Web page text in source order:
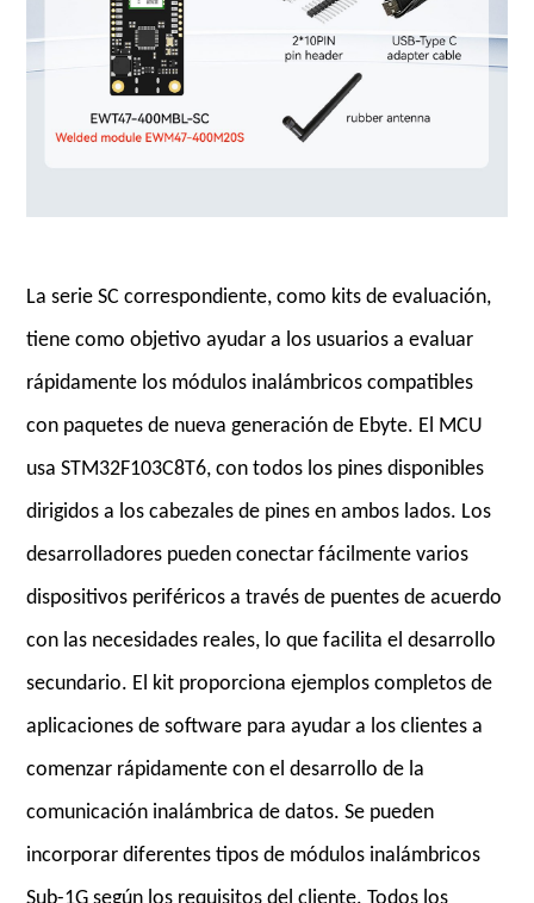
La serie SC correspondiente, como kits de evaluación,
tiene como objetivo ayudar a los usuarios a evaluar
rápidamente los módulos inalámbricos compatibles
con paquetes de nueva generación de Ebyte. El MCU
usa STM32F103C8T6, con todos los pines disponibles
dirigidos a los cabezales de pines en ambos lados. Los
desarrolladores pueden conectar fácilmente varios
dispositivos periféricos a través de puentes de acuerdo
con las necesidades reales, lo que facilita el desarrollo
secundario. El kit proporciona ejemplos completos de
aplicaciones de software para ayudar a los clientes a
comenzar rápidamente con el desarrollo de la
comunicación inalámbrica de datos. Se pueden
incorporar diferentes tipos de módulos inalámbricos
Sub-1G según los requisitos del cliente. Todos los